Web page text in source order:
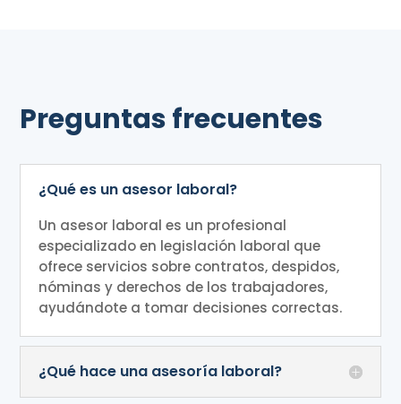
Preguntas frecuentes
¿Qué es un asesor laboral?
Un asesor laboral es un profesional
especializado en legislación laboral que
ofrece servicios sobre contratos, despidos,
nóminas y derechos de los trabajadores,
ayudándote a tomar decisiones correctas.
¿Qué hace una asesoría laboral?